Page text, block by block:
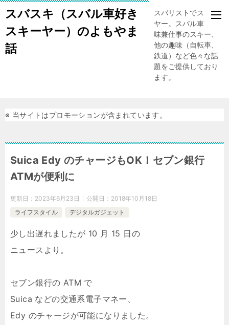
スバスキ（スバル車好き
スキーヤー）のよもやま
話
スバリストでスキー
ヤー。スバル車、趣
味兼仕事のスキー、
他の趣味（自転車、
鉄道）など色々な話
題をご提供しており
ます。
※ 当サイトはプロモーションが含まれています。
Suica Edy のチャージもOK！セブン銀行
ATMが便利に
更新日： 2023年6月23日 公開日： 2018年10月18日
ライフスタイル
デジタルガジェット
少し出遅れましたが 10 月 15 日の
ニュースより。
セブン銀行の ATM で
Suica などの交通系電子マネー、
Edy のチャージが可能になりました。